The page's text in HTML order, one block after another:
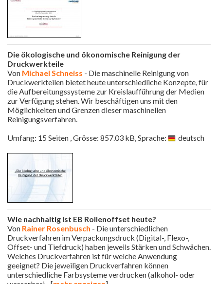
Die ökologische und ökonomische Reinigung der
Druckwerkteile
Von Michael Schneiss - Die maschinelle Reinigung von
Druckwerkteilen bietet heute unterschiedliche Konzepte, für
die Aufbereitungssysteme zur Kreislaufführung der Medien
zur Verfügung stehen. Wir beschäftigen uns mit den
Möglichkeiten und Grenzen dieser maschinellen
Reinigungsverfahren.
Umfang: 15 Seiten , Grösse: 857.03 kB, Sprache:
deutsch
Wie nachhaltig ist EB Rollenoffset heute?
Von Rainer Rosenbusch - Die unterschiedlichen
Druckverfahren im Verpackungsdruck (Digital-, Flexo-,
Offset- und Tiefdruck) haben jeweils Stärken und Schwächen.
Welches Druckverfahren ist für welche Anwendung
geeignet? Die jeweiligen Druckverfahren können
unterschiedliche Farbsysteme verdrucken (alkohol- oder